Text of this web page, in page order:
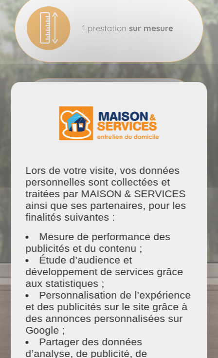
1 prestation sur mesure
sélectionné,formé
encadré
Du matériel et des
produits 100% naturels
Untarif ajusté
Lors de votre visite, vos données
personnelles sont collectées et
traitées par MAISON & SERVICES
ainsi que ses partenaires, pour les
finalités suivantes :
Mesure de performance des
publicités et du contenu ;
Étude d’audience et
développement de services grâce
aux statistiques ;
Personnalisation de l’expérience
et des publicités sur le site grâce à
des annonces personnalisées sur
Google ;
Partager des données
d’analyse, de publicité, de